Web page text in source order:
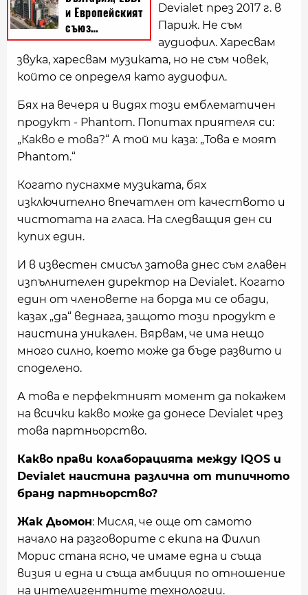
Devialet през 2017 г. в
Париж. Не съм
аудиофил. Харесвам
звука, харесвам музиката, но не съм човек,
който се определя като аудиофил.
Бях на вечеря и видях този емблематичен
продукт - Phantom. Попитах приятеля си:
„Какво е това?“ А той ми каза: „Това е моят
Phantom.“
Когато пуснахме музиката, бях
изключително впечатлен от качеството и
чистотата на гласа. На следващия ден си
купих един.
И в известен смисъл затова днес съм главен
изпълнителен директор на Devialet. Когато
един от членовете на борда ми се обади,
казах „да“ веднага, защото този продукт е
наистина уникален. Вярвам, че има нещо
много силно, което може да бъде развито и
споделено.
А това е перфектният момент да покажем
на всички какво може да донесе Devialet чрез
това партньорство.
Какво прави колаборацията между IQOS и
Devialet наистина различна от типичното
бранд партньорство?
Жак Дьомон: Мисля, че още от самото
начало на разговорите с екипа на Филип
Морис стана ясно, че имаме една и съща
визия и една и съща амбиция по отношение
на интелигентните технологии.